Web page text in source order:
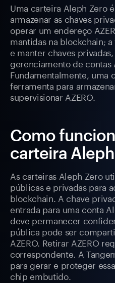
Uma carteira Aleph Zero
armazenar as chaves
operar um endereço
mantidas na blockchain;
e manter chaves
gerenciamento de contas
Fundamentalmente, uma
ferramenta para
supervisionar AZERO.
Como
carteira
As carteiras Aleph Zero
públicas e privadas para
blockchain. A chave
entrada para uma conta
deve permanecer
pública pode ser
AZERO. Retirar AZERO
correspondente. A
para gerar e proteger
chip embutido.